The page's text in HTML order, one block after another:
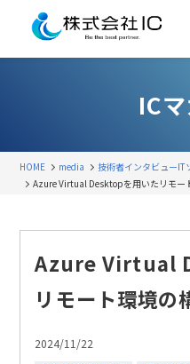
IC
HOME media 技術者インタビューIT
Azure Virtual Desktopを用いたリモー
Azure Virtual
リモート環境の
2024/11/22